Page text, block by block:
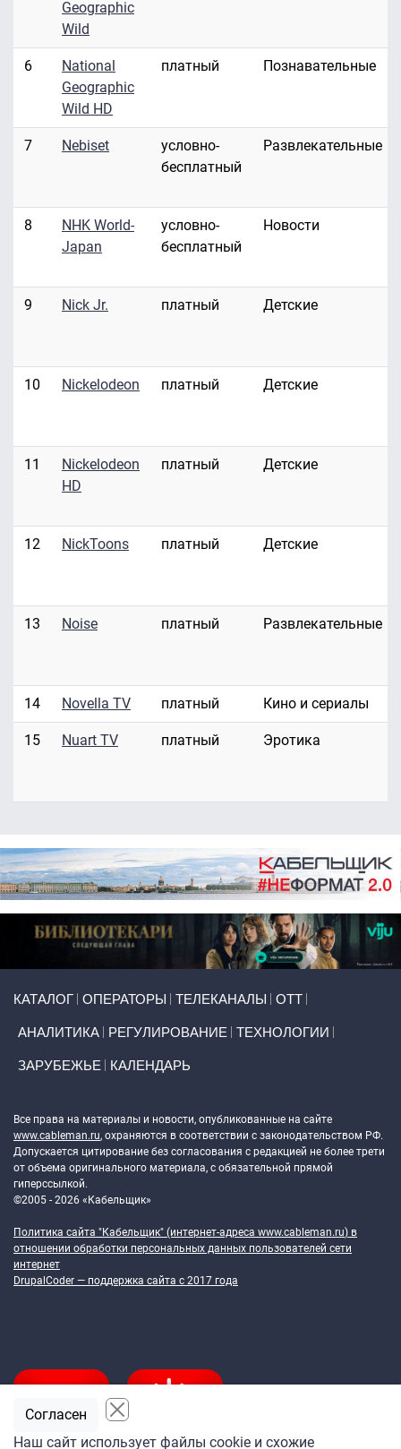
Geographic
Wild
6
National
Geographic
Wild HD
платный Познавательные
7 Nebiset
условно-
бесплатный
Развлекательные
8
NHK World-
Japan
условно-
бесплатный
Новости
9 Nick Jr. платный Детские
10 Nickelodeon платный Детские
11
Nickelodeon
HD
платный Детские
12 NickToons платный Детские
13 Noise платный Развлекательные
14 Novella TV платный Кино и сериалы
15 Nuart TV платный Эротика
КАТАЛОГ ОПЕРАТОРЫ ТЕЛЕКАНАЛЫ ОТТ
АНАЛИТИКА РЕГУЛИРОВАНИЕ ТЕХНОЛОГИИ
ЗАРУБЕЖЬЕ КАЛЕНДАРЬ
Все права на материалы и новости, опубликованные на сайте
www.cableman.ru, охраняются в соответствии с законодательством РФ.
Допускается цитирование без согласования с редакцией не более трети
от объема оригинального материала, с обязательной прямой
гиперссылкой.
©2005 - 2026 «Кабельщик»
Политика сайта "Кабельщик" (интернет-адреса www.cableman.ru) в
отношении обработки персональных данных пользователей сети
интернет
DrupalCoder — поддержка сайта c 2017 года
Наш сайт использует файлы cookie и схожие
Согласен